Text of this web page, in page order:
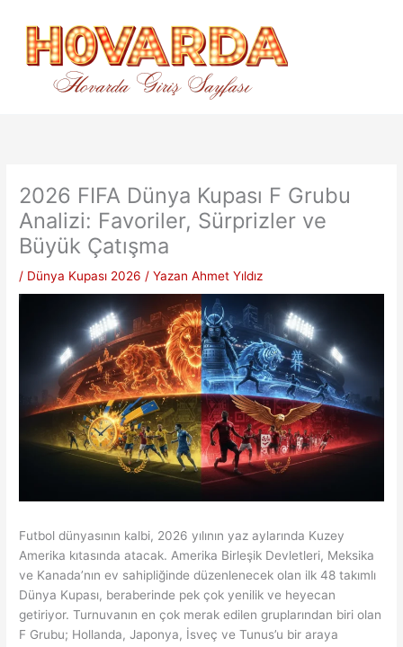
2026 FIFA Dünya Kupası F Grubu
Analizi: Favoriler, Sürprizler ve
Büyük Çatışma
/ Dünya Kupası 2026 / Yazan Ahmet Yıldız
Futbol dünyasının kalbi, 2026 yılının yaz aylarında Kuzey
Amerika kıtasında atacak. Amerika Birleşik Devletleri, Meksika
ve Kanada’nın ev sahipliğinde düzenlenecek olan ilk 48 takımlı
Dünya Kupası, beraberinde pek çok yenilik ve heyecan
getiriyor. Turnuvanın en çok merak edilen gruplarından biri olan
F Grubu; Hollanda, Japonya, İsveç ve Tunus’u bir araya